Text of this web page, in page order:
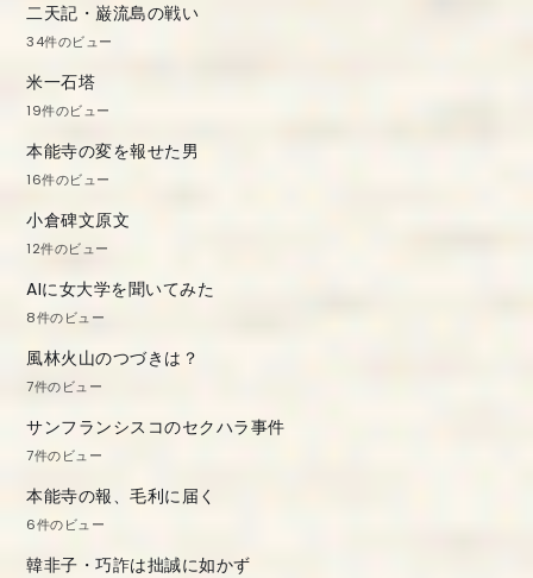
シ
ョ
ン
二天記・巌流島の戦い
34件のビュー
米一石塔
19件のビュー
本能寺の変を報せた男
16件のビュー
小倉碑文原文
12件のビュー
AIに女大学を聞いてみた
8件のビュー
風林火山のつづきは？
7件のビュー
サンフランシスコのセクハラ事件
7件のビュー
本能寺の報、毛利に届く
6件のビュー
韓非子・巧詐は拙誠に如かず